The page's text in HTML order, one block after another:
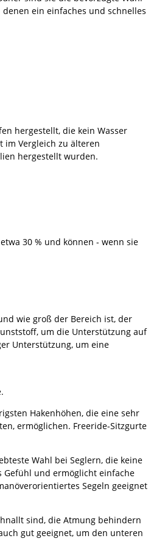
ein einfaches und schnelles
hergestellt, die kein Wasser
im Vergleich zu älteren
hergestellt wurden.
30 % und können - wenn sie
wie groß der Bereich ist, der
um die Unterstützung auf
Unterstützung, um eine
Hakenhöhen, die eine sehr
ermöglichen. Freeride-Sitzgurte
Wahl bei Seglern, die keine
Gefühl und ermöglicht einfache
Segeln geeignet
sind, die Atmung behindern
gut geeignet, um den unteren